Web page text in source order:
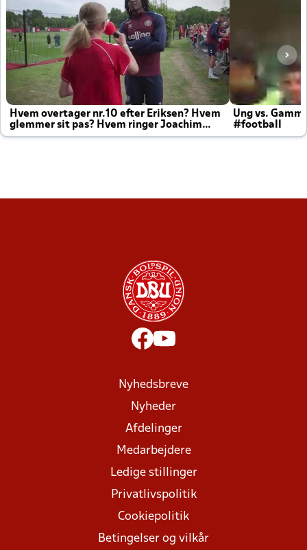
Hvem overtager nr.10 efter Eriksen? Hvem
glemmer sit pas? Hvem ringer Joachim
altid til efter kampe?
Ung vs.
#football
Nyhedsbreve
Nyheder
Afdelinger
Medarbejdere
Ledige stillinger
Privatlivspolitik
Cookiepolitik
Betingelser og vilkår